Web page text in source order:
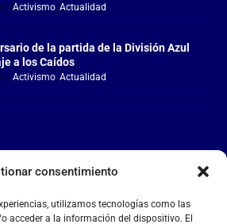
consentimiento
utilizamos tecnologías como las
acceder a la información del dispositivo. El
|Activismo,Actualidad
de la partida de la División Azul
a los Caídos
|Activismo,Actualidad